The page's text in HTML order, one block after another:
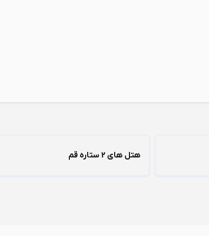
هتل های 2 ستاره قم